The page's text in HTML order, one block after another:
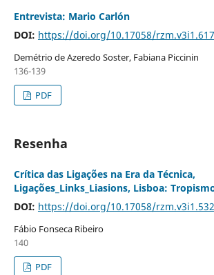
Entrevista: Mario Carlón
DOI: https://doi.org/10.17058/
Demétrio de Azeredo Soster, Fabiana Piccinin
136-139
PDF
Resenha
Crítica das Ligações na Era da Técnica,
Ligações_Links_Liasions, Lisboa:
DOI: https://doi.org/10.17058/
Fábio Fonseca Ribeiro
140
PDF